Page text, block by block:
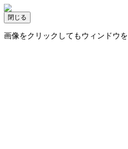
画像をクリックしてもウィンドウを